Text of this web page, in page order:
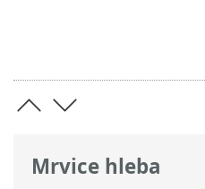
Mrvice hleba